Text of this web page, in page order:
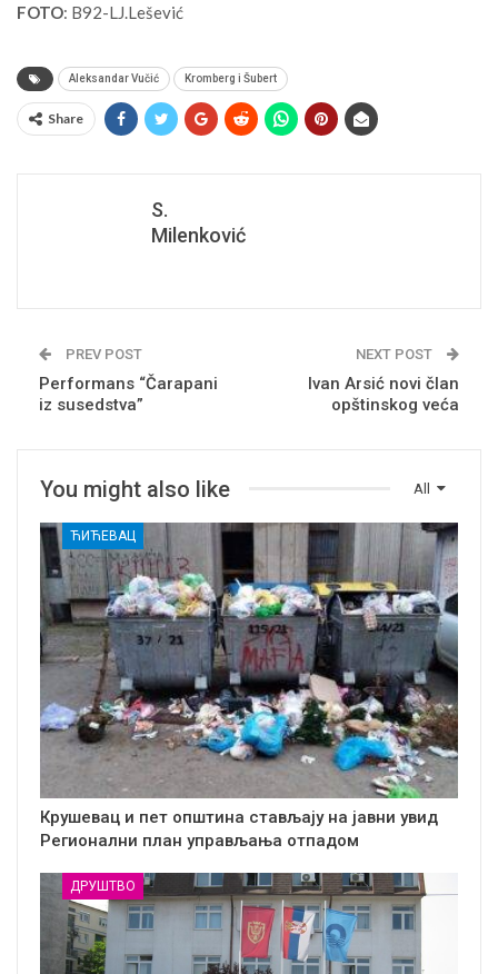
FOTO: B92-LJ.Lešević
Aleksandar Vučić Kromberg i Šubert
Share
S.
Milenković
PREV POST
Performans “Čarapani
iz susedstva”
NEXT POST
Ivan Arsić novi član
opštinskog veća
All
You might also like
ЋИЋЕВАЦ
Крушевац и пет општина стављају на јавни увид
Регионални план управљања отпадом
ДРУШТВО